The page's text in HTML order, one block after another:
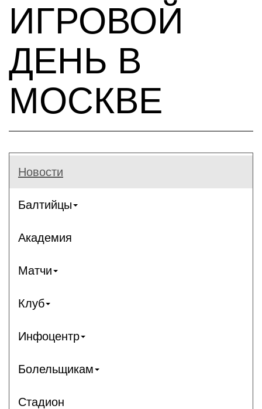
ИГРОВОЙ
ДЕНЬ В
МОСКВЕ
Новости
Балтийцы
Академия
Матчи
Клуб
Инфоцентр
Болельщикам
Стадион